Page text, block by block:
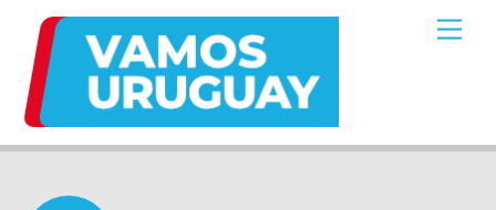
content